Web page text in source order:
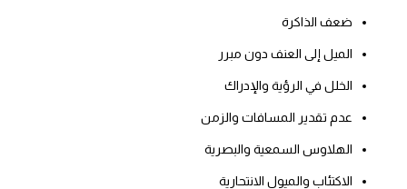
ضعف الذاكرة
الميل إلى العنف دون مبرر
الخلل في الرؤية والإدراك
عدم تقدير المسافات والزمن
الهلاوس السمعية والبصرية
الاكتئاب والميول الانتحارية